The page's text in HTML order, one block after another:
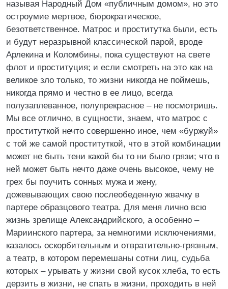
называя Народный Дом «публичным домом», но это
остроумие мертвое, бюрократическое,
безответственное. Матрос и проститутка были, есть
и будут неразрывной классической парой, вроде
Арлекина и Коломбины, пока существуют на свете
флот и проституция; и если смотреть на это как на
великое зло только, то жизни никогда не поймешь,
никогда прямо и честно в ее лицо, всегда
полузаплеванное, полупрекрасное – не посмотришь.
Мы все отлично, в сущности, знаем, что матрос с
проституткой нечто совершенно иное, чем «буржуй»
с той же самой проституткой, что в этой комбинации
может не быть тени какой бы то ни было грязи; что в
ней может быть нечто даже очень высокое, чему не
грех бы поучить сонных мужа и жену,
дожевывающих свою послеобеденную жвачку в
партере образцового театра. Для меня лично всю
жизнь зрелище Александрийского, а особенно –
Мариинского партера, за немногими исключениями,
казалось оскорбительным и отвратительно-грязным,
а театр, в котором перемешаны сотни лиц, судьба
которых – урывать у жизни свой кусок хлеба, то есть
дерзить в жизни, не спать в жизни, проходить в ней